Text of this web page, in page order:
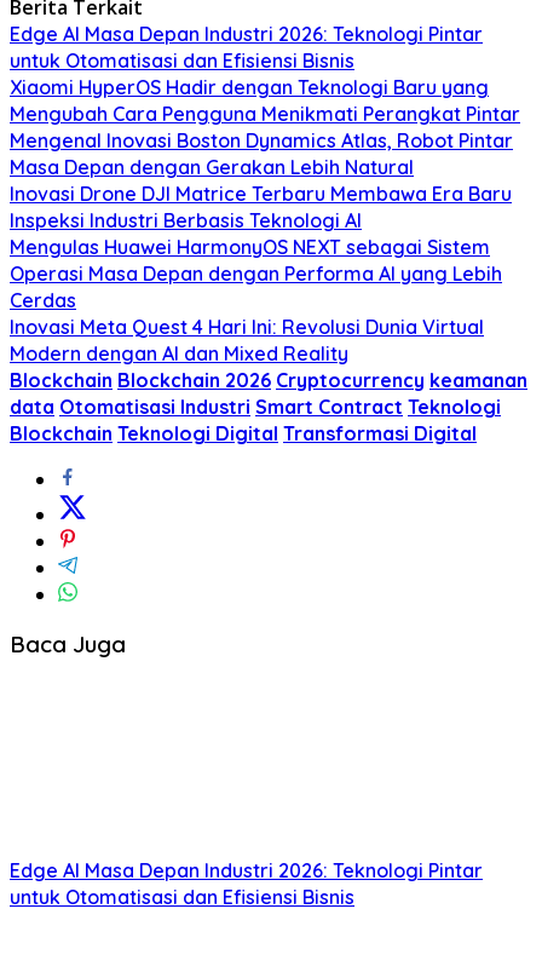
Berita Terkait
Edge AI Masa Depan Industri 2026: Teknologi Pintar
untuk Otomatisasi dan Efisiensi Bisnis
Xiaomi HyperOS Hadir dengan Teknologi Baru yang
Mengubah Cara Pengguna Menikmati Perangkat Pintar
Mengenal Inovasi Boston Dynamics Atlas, Robot Pintar
Masa Depan dengan Gerakan Lebih Natural
Inovasi Drone DJI Matrice Terbaru Membawa Era Baru
Inspeksi Industri Berbasis Teknologi AI
Mengulas Huawei HarmonyOS NEXT sebagai Sistem
Operasi Masa Depan dengan Performa AI yang Lebih
Cerdas
Inovasi Meta Quest 4 Hari Ini: Revolusi Dunia Virtual
Modern dengan AI dan Mixed Reality
Blockchain Blockchain 2026 Cryptocurrency keamanan
data Otomatisasi Industri Smart Contract Teknologi
Blockchain Teknologi Digital Transformasi Digital
Baca Juga
Edge AI Masa Depan Industri 2026: Teknologi Pintar
untuk Otomatisasi dan Efisiensi Bisnis